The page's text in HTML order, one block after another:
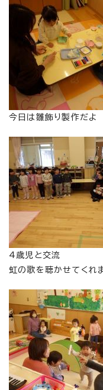
今日は雛飾り製作だよ
4歳児と交流
虹の歌を聴かせてくれ